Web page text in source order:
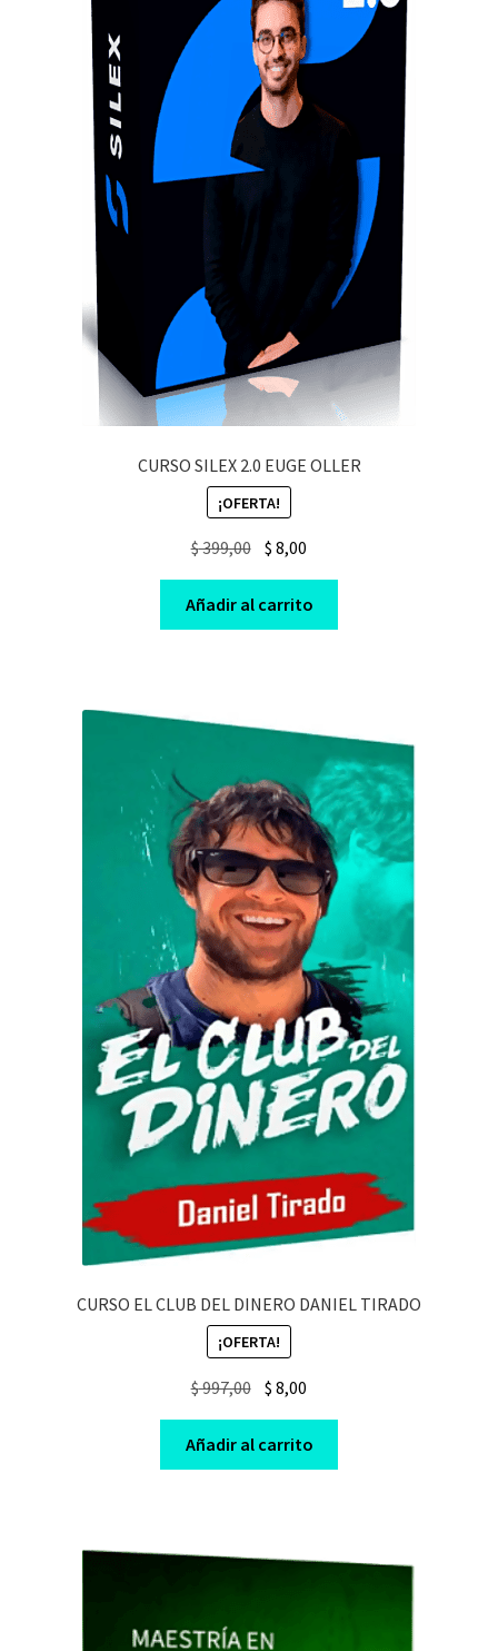
CURSO SILEX 2.0 EUGE OLLER
¡OFERTA!
$399,00 Original
price
was:
$ 399,00.
$ 8,00
price
is:
$ 8,00.
Añadir al carrito
CURSO EL CLUB DEL DINERO DANIEL TIRADO
¡OFERTA!
$997,00 Original
was:
$ 997,00.
$ 8,00
is:
$ 8,00.
Añadir al carrito